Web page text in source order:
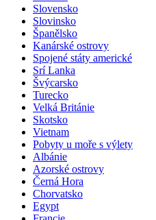
Slovensko
Slovinsko
Španělsko
Kanárské ostrovy
Spojené státy americké
Srí Lanka
Švýcarsko
Turecko
Velká Británie
Skotsko
Vietnam
Pobyty u moře s výlety
Albánie
Azorské ostrovy
Černá Hora
Chorvatsko
Egypt